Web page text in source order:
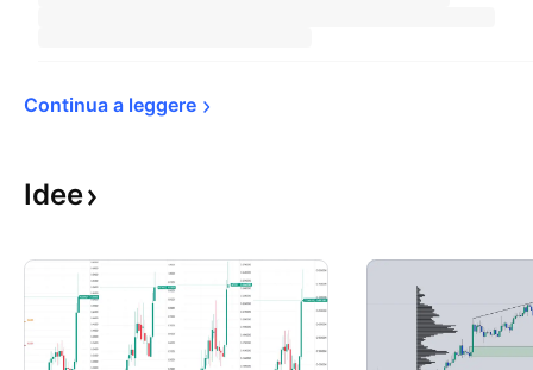
Continua a leggere
Idee